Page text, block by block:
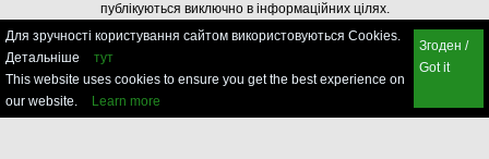
публікуються виключно в інформаційних цілях.
Для зручності користування сайтом використовуються Cookies.
Детальніше
тут
This website uses cookies to ensure you get the best experience on
our website.
Learn more
Згоден /
Got it